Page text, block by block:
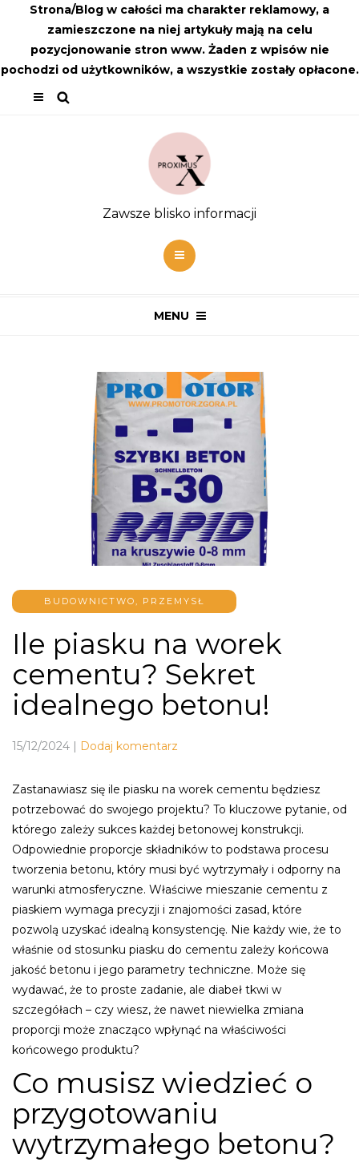
Strona/Blog w całości ma charakter reklamowy, a
zamieszczone na niej artykuły mają na celu
pozycjonowanie stron www. Żaden z wpisów nie
pochodzi od użytkowników, a wszystkie zostały opłacone.
Zawsze blisko informacji
MENU
BUDOWNICTWO, PRZEMYSŁ
Ile piasku na worek
cementu? Sekret
idealnego betonu!
15/12/2024 | Dodaj komentarz
Zastanawiasz się ile piasku na worek cementu będziesz
potrzebować do swojego projektu? To kluczowe pytanie, od
którego zależy sukces każdej betonowej konstrukcji.
Odpowiednie proporcje składników to podstawa procesu
tworzenia betonu, który musi być wytrzymały i odporny na
warunki atmosferyczne. Właściwe mieszanie cementu z
piaskiem wymaga precyzji i znajomości zasad, które
pozwolą uzyskać idealną konsystencję. Nie każdy wie, że to
właśnie od stosunku piasku do cementu zależy końcowa
jakość betonu i jego parametry techniczne. Może się
wydawać, że to proste zadanie, ale diabeł tkwi w
szczegółach – czy wiesz, że nawet niewielka zmiana
proporcji może znacząco wpłynąć na właściwości
końcowego produktu?
Co musisz wiedzieć o
przygotowaniu
wytrzymałego betonu?